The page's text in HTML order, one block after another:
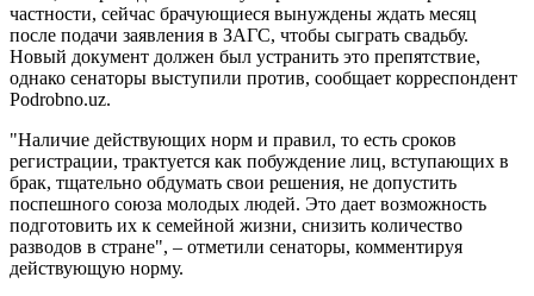
частности, сейчас брачующиеся вынуждены ждать месяц
после подачи заявления в ЗАГС, чтобы сыграть свадьбу.
Новый документ должен был устранить это препятствие,
однако сенаторы выступили против, сообщает корреспондент
Podrobno.uz.
"Наличие действующих норм и правил, то есть сроков
регистрации, трактуется как побуждение лиц, вступающих в
брак, тщательно обдумать свои решения, не допустить
поспешного союза молодых людей. Это дает возможность
подготовить их к семейной жизни, снизить количество
разводов в стране", – отметили сенаторы, комментируя
действующую норму.